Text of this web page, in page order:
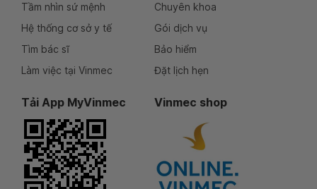
Tầm nhìn sứ mệnh
Hệ thống cơ sở y tế
Tìm bác sĩ
Làm việc tại Vinmec
Chuyên khoa
Gói dịch vụ
Bảo hiểm
Đặt lịch hẹn
Tải App MyVinmec Vinmec shop